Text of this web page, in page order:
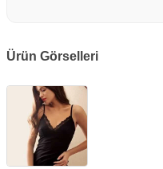
Ürün Görselleri